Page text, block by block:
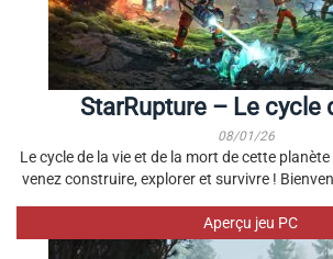
StarRupture – Le cycle
08/01/26
Le cycle de la vie et de la mort de cette
venez construire, explorer et survivre !
Aperçu jeu PC